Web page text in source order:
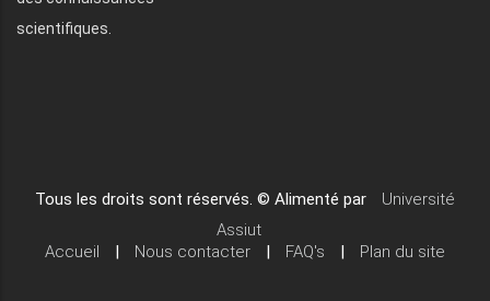
scientifiques.
Tous les droits sont réservés. © Alimenté par
Université
Assiut
Accueil
| Nous contacter | FAQ's | Plan du site